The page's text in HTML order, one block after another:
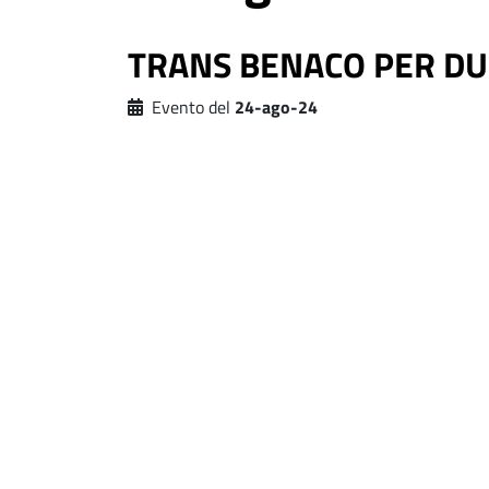
TRANS BENACO PER
Evento del 24-ago-24